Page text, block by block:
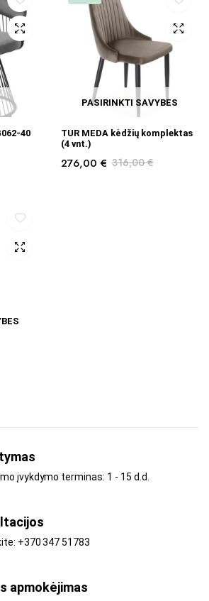
40
PASIRINKTI SAVYBES
TUR MEDA kėdžių komplektas
(4 vnt.)
316,00€
276,00 €
įvykdymo terminas: 1 - 15 d.d.
+370 347 51783
apmokėjimas